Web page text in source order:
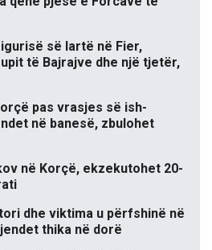
së lartë në Fier,
të Bajrajve dhe një tjetër,
pas vrasjes së ish-
në banesë, zbulohet
në Korçë, ekzekutohet 20-
dhe viktima u përfshinë në
thika në dorë